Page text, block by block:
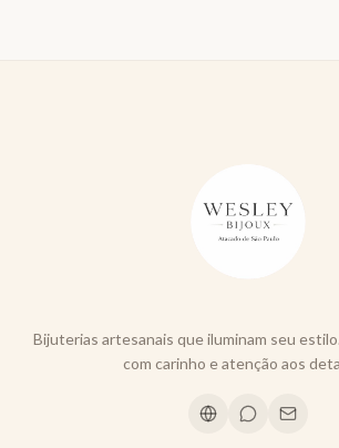
Bijuterias artesanais que iluminam seu
com carinho e atenção aos